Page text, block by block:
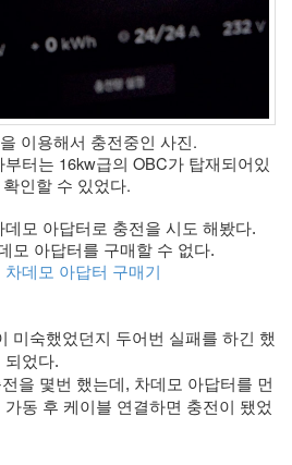
이용해서 충전중인 사진.
터는 16kw급의 OBC가 탑재되어있
인할 수 있었다.
모 아답터로 충전을 시도 해봤다.
모 아답터를 구매할 수 없다.
데모 아답터 구매기
미숙했었던지 두어번 실패를 하긴 했
되었다.
을 몇번 했는데, 차데모 아답터를 먼
동 후 케이블 연결하면 충전이 됐었